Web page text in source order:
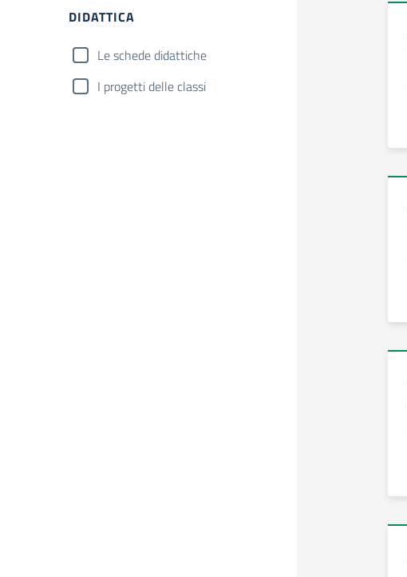
DIDATTICA
Le schede didattiche
I progetti delle classi